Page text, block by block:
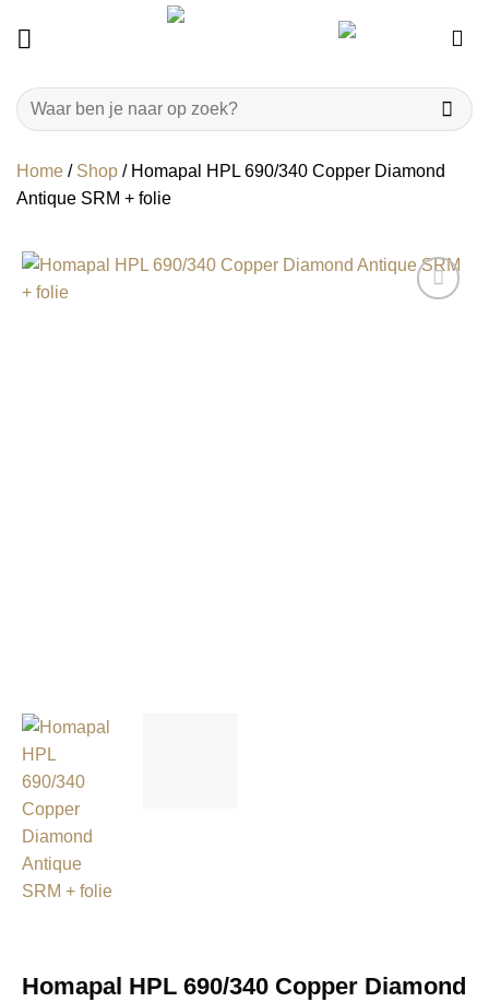
Zoeken
naar:
Home / Shop / Homapal HPL 690/340 Copper Diamond
Antique SRM + folie
Homapal HPL 690/340 Copper Diamond